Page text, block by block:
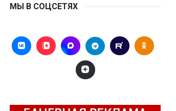
МЫ В СОЦСЕТЯХ